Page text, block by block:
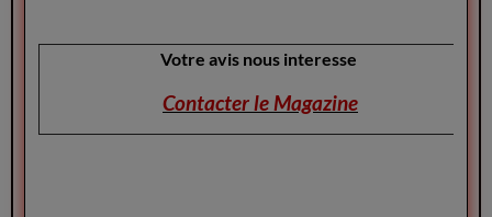
Votre avis nous interesse
Contacter le Magazine